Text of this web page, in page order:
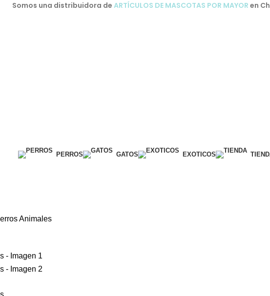
Somos una distribuidora de ARTÍCULOS DE MASCOTAS POR MAYOR en
PERROS GATOS EXOTICOS
Animales